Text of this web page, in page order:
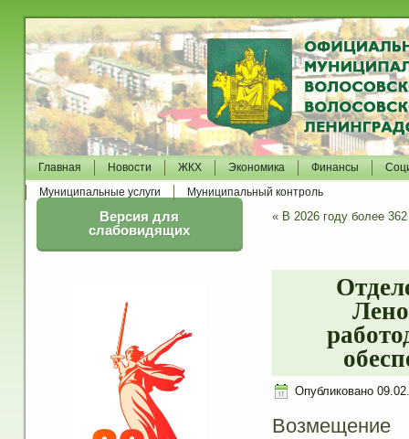
Главная Новости ЖКХ Экономика Финансы
Муниципальные услуги
Муниципальный контроль
Версия для
слабовидящих
« В 2026 году более
Опубликовано
Возмещение